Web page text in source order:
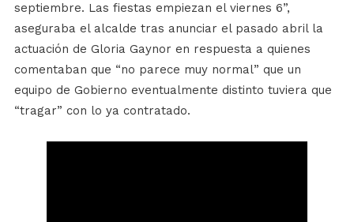
septiembre. Las fiestas empiezan el viernes 6”,
aseguraba el alcalde tras anunciar el pasado abril la
actuación de Gloria Gaynor en respuesta a quienes
comentaban que “no parece muy normal” que un
equipo de Gobierno eventualmente distinto tuviera que
“tragar” con lo ya contratado.